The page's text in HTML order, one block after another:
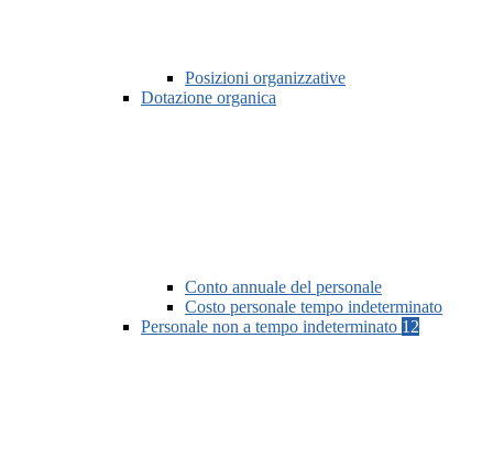
Posizioni organizzative
Dotazione organica
Conto annuale del personale
Costo personale tempo indeterminato
Personale non a tempo indeterminato 12